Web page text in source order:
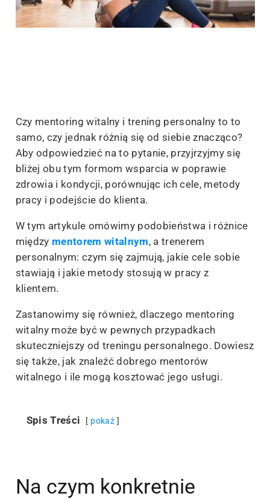
Czy mentoring witalny i trening personalny to to
samo, czy jednak różnią się od siebie znacząco?
Aby odpowiedzieć na to pytanie, przyjrzyjmy się
bliżej obu tym formom wsparcia w poprawie
zdrowia i kondycji, porównując ich cele, metody
pracy i podejście do klienta.
W tym artykule omówimy podobieństwa i różnice
między mentorem witalnym, a trenerem
personalnym: czym się zajmują, jakie cele sobie
stawiają i jakie metody stosują w pracy z
klientem.
Zastanowimy się również, dlaczego mentoring
witalny może być w pewnych przypadkach
skuteczniejszy od treningu personalnego. Dowiesz
się także, jak znaleźć dobrego mentorów
witalnego i ile mogą kosztować jego usługi.
Spis Treści pokaż
Na czym konkretnie